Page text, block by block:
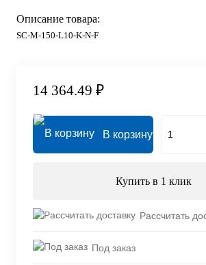
Описание товара:
SC-M-150-L10-K-N-F
14 364.49 ₽
В корзину
Купить в 1 клик
Рассчитать
Под заказ